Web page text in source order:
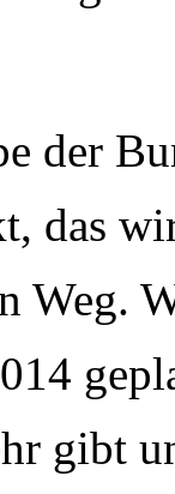
der
das
Weg.
gibt